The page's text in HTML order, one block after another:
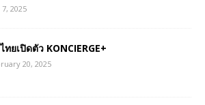
7, 2025
ทยเปิดตัว KONCIERGE+
20, 2025